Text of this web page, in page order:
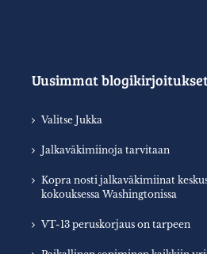
Uusimmat
Valitse Jukka
Jalkaväkimiinoja tarvitaan
Kopra nosti jalkaväkimiinat
kokouksessa Washingtonissa
VT-13 peruskorjaus on tarpeen